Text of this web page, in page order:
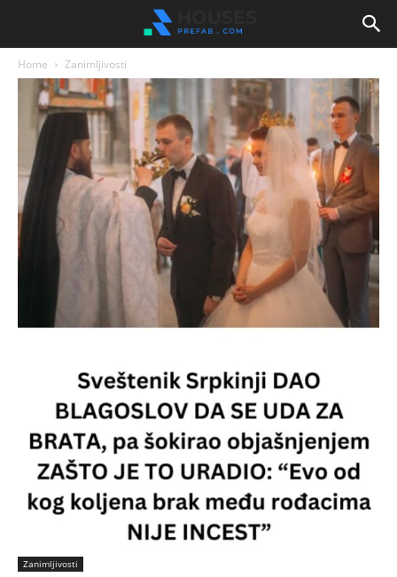
Home Zanimljivosti
Zanimljivosti